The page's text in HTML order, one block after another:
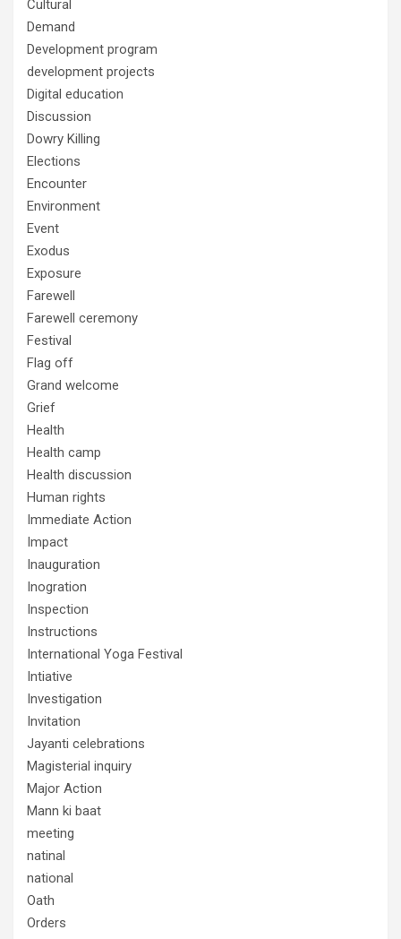
Cultural
Demand
Development program
development projects
Digital education
Discussion
Dowry Killing
Elections
Encounter
Environment
Event
Exodus
Exposure
Farewell
Farewell ceremony
Festival
Flag off
Grand welcome
Grief
Health
Health camp
Health discussion
Human rights
Immediate Action
Impact
Inauguration
Inogration
Inspection
Instructions
International Yoga Festival
Intiative
Investigation
Invitation
Jayanti celebrations
Magisterial inquiry
Major Action
Mann ki baat
meeting
natinal
national
Oath
Orders